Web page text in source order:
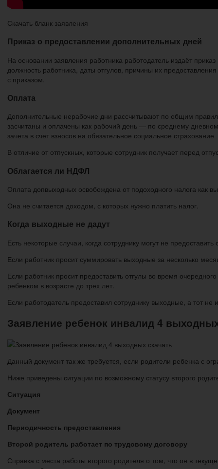
Скачать бланк заявления
Приказ о предоставлении дополнительных дней
На основании заявления работника работодатель издаёт
должность работника, даты отгулов, причины их
с приказом.
Оплата
Дополнительные нерабочие дни рассчитывают по общим
засчитаны и оплачены как рабочий день — по среднему
зачета в счет взносов на обязательное социальное страхование
В отличие от отпускных, которые сотрудник получает перед
Облагается ли НДФЛ
Оплата допвыходных освобождена от подоходного налога как
Она не считается доходом, с которых нужно платить налог.
Когда выходные не дадут
Есть некоторые случаи, когда сотруднику могут не
Если работник просит суммировать выходные за несколько
Если работник просит предоставить отгулы во время
ребенком в возрасте до трех лет.
Если работодатель предоставил сотруднику выходные, а тот
Заявление ребенок инвалид 4
Данный документ так же требуется, если родители ребенка с
Ниже приведены ситуации по возможному статусу второго
Ситуация
Документ
Периодичность предоставления
Второй родитель работает по трудовому договору
Справка с места работы второго родителя о том, что он в